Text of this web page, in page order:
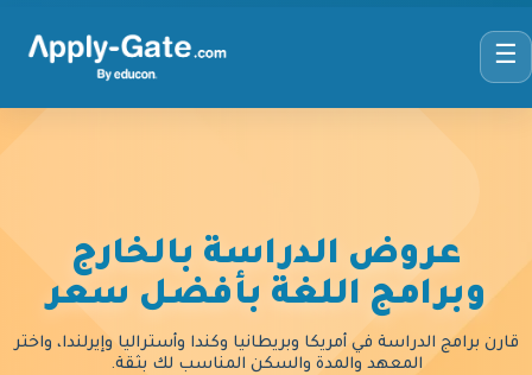
☰
عروض الدراسة بالخارج
وبرامج اللغة بأفضل سعر
قارن برامج الدراسة في أمريكا وبريطانيا وكندا وأستراليا وإيرلندا، واختر
المعهد والمدة والسكن المناسب لك بثقة.